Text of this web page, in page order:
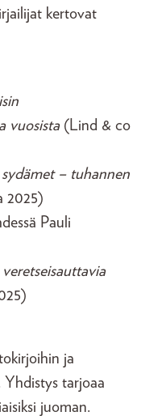
kertovat
vuosista(Lind & co
– tuhannen
2025)
Pauli
ja
Yhdistys tarjoaa
juoman.